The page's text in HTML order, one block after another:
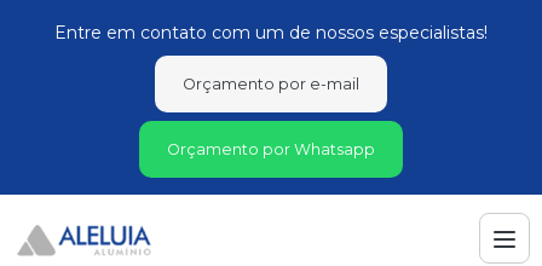
Entre em contato com um de nossos especialistas!
Orçamento por e-mail
Orçamento por Whatsapp